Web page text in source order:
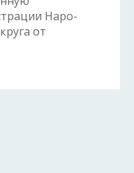
Наро-
от